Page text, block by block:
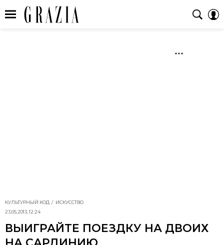
КУЛЬТУРНЫЙ КОД
ИСКУССТВО
23.05.2013, 12:24
ВЫИГРАЙТЕ ПОЕЗДКУ НА ДВОИХ